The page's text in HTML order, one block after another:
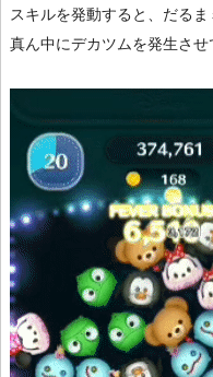
スキルを発動すると、だるま
真ん中にデカツムを発生させ